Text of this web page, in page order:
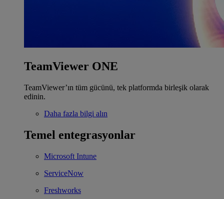
TeamViewer ONE
TeamViewer’ın tüm gücünü, tek platformda birleşik olarak
edinin.
Daha fazla bilgi alın
Temel entegrasyonlar
Microsoft Intune
ServiceNow
Freshworks